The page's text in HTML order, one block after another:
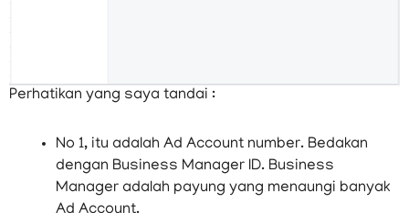
Perhatikan yang saya tandai :